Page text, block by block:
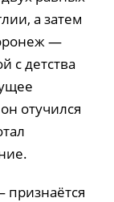
а затем
—
с детства
отучился